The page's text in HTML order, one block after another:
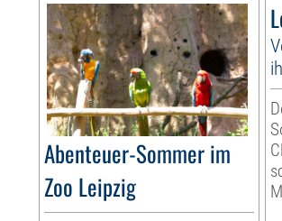
Abenteuer-Sommer im
Zoo Leipzig